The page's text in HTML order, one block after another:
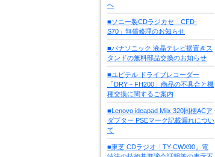
へ
■ソニー製CDラジカセ「CFD-
S70」無償修理のお知らせ
■パナソニック 液晶テレビ据置きス
タンドの無料部品交換のお知らせ
■ユピテル ドライブレコーダー
「DRY－FH200」商品の不具合と機
種交換に関するご案内
■Lenovo ideapad Miix 320同梱ACア
ダプター PSEマーク記載漏れについ
て
■東芝 CDラジオ「TY-CWX90」電